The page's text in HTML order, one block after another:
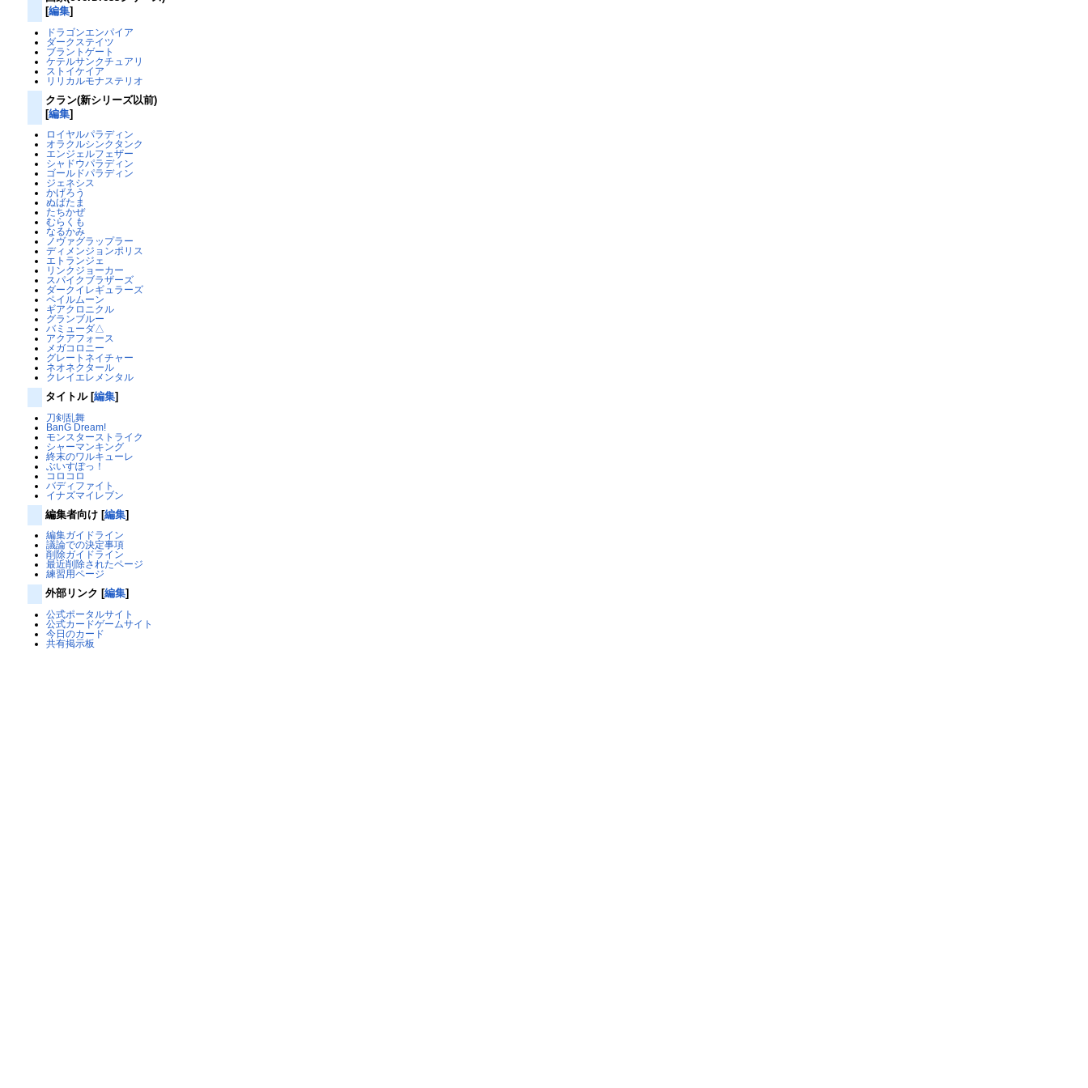
[編集]
ドラゴンエンパイア
ダークステイツ
ブラントゲート
ケテルサンクチュアリ
ストイケイア
リリカルモナステリオ
クラン(新シリーズ以前)
[編集]
ロイヤルパラディン
オラクルシンクタンク
エンジェルフェザー
シャドウパラディン
ゴールドパラディン
ジェネシス
かげろう
ぬばたま
たちかぜ
むらくも
なるかみ
ノヴァグラップラー
ディメンジョンポリス
エトランジェ
リンクジョーカー
スパイクブラザーズ
ダークイレギュラーズ
ペイルムーン
ギアクロニクル
グランブルー
バミューダ△
アクアフォース
メガコロニー
グレートネイチャー
ネオネクタール
クレイエレメンタル
タイトル [編集]
刀剣乱舞
BanG Dream!
モンスターストライク
シャーマンキング
終末のワルキューレ
ぶいすぽっ！
コロコロ
バディファイト
イナズマイレブン
編集者向け [編集]
編集ガイドライン
議論での決定事項
削除ガイドライン
最近削除されたページ
練習用ページ
外部リンク [編集]
公式ポータルサイト
公式カードゲームサイト
今日のカード
共有掲示板